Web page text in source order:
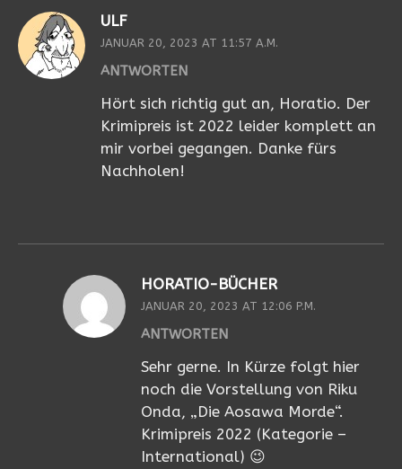
ULF
JANUAR 20, 2023 AT 11:57 A.M.
ANTWORTEN
Hört sich richtig gut an, Horatio. Der
Krimipreis ist 2022 leider komplett an
mir vorbei gegangen. Danke fürs
Nachholen!
HORATIO-BÜCHER
JANUAR 20, 2023 AT 12:06 P.M.
ANTWORTEN
Sehr gerne. In Kürze folgt hier
noch die Vorstellung von Riku
Onda, „Die Aosawa Morde“.
Krimipreis 2022 (Kategorie –
International) 😉